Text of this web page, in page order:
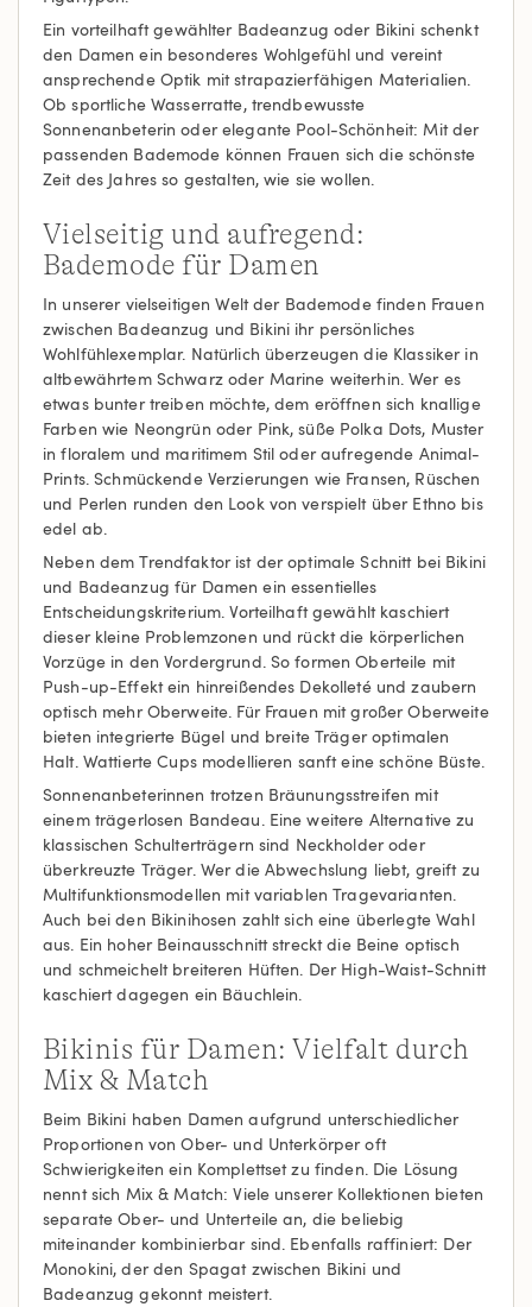
Ein vorteilhaft gewählter Badeanzug oder Bikini schenkt
den Damen ein besonderes Wohlgefühl und vereint
ansprechende Optik mit strapazierfähigen Materialien.
Ob sportliche Wasserratte, trendbewusste
Sonnenanbeterin oder elegante Pool-Schönheit: Mit der
passenden Bademode können Frauen sich die schönste
Zeit des Jahres so gestalten, wie sie wollen.
Vielseitig und aufregend:
Bademode für Damen
In unserer vielseitigen Welt der Bademode finden Frauen
zwischen Badeanzug und Bikini ihr persönliches
Wohlfühlexemplar. Natürlich überzeugen die Klassiker in
altbewährtem Schwarz oder Marine weiterhin. Wer es
etwas bunter treiben möchte, dem eröffnen sich knallige
Farben wie Neongrün oder Pink, süße Polka Dots, Muster
in floralem und maritimem Stil oder aufregende Animal-
Prints. Schmückende Verzierungen wie Fransen, Rüschen
und Perlen runden den Look von verspielt über Ethno bis
edel ab.
Neben dem Trendfaktor ist der optimale Schnitt bei Bikini
und Badeanzug für Damen ein essentielles
Entscheidungskriterium. Vorteilhaft gewählt kaschiert
dieser kleine Problemzonen und rückt die körperlichen
Vorzüge in den Vordergrund. So formen Oberteile mit
Push-up-Effekt ein hinreißendes Dekolleté und zaubern
optisch mehr Oberweite. Für Frauen mit großer Oberweite
bieten integrierte Bügel und breite Träger optimalen
Halt. Wattierte Cups modellieren sanft eine schöne Büste.
Sonnenanbeterinnen trotzen Bräunungsstreifen mit
einem trägerlosen Bandeau. Eine weitere Alternative zu
klassischen Schulterträgern sind Neckholder oder
überkreuzte Träger. Wer die Abwechslung liebt, greift zu
Multifunktionsmodellen mit variablen Tragevarianten.
Auch bei den Bikinihosen zahlt sich eine überlegte Wahl
aus. Ein hoher Beinausschnitt streckt die Beine optisch
und schmeichelt breiteren Hüften. Der High-Waist-Schnitt
kaschiert dagegen ein Bäuchlein.
Bikinis für Damen: Vielfalt durch
Mix & Match
Beim Bikini haben Damen aufgrund unterschiedlicher
Proportionen von Ober- und Unterkörper oft
Schwierigkeiten ein Komplettset zu finden. Die Lösung
nennt sich Mix & Match: Viele unserer Kollektionen bieten
separate Ober- und Unterteile an, die beliebig
miteinander kombinierbar sind. Ebenfalls raffiniert: Der
Monokini, der den Spagat zwischen Bikini und
Badeanzug gekonnt meistert.